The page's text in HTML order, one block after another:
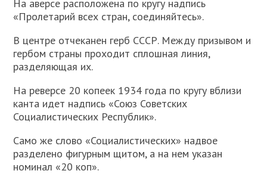
На аверсе расположена по кругу надпись
«Пролетарий всех стран, соединяйтесь».
В центре отчеканен герб СССР. Между призывом и
гербом страны проходит сплошная линия,
разделяющая их.
На реверсе 20 копеек 1934 года по кругу вблизи
канта идет надпись «Союз Советских
Социалистических Республик».
Само же слово «Социалистических» надвое
разделено фигурным щитом, а на нем указан
номинал «20 коп».